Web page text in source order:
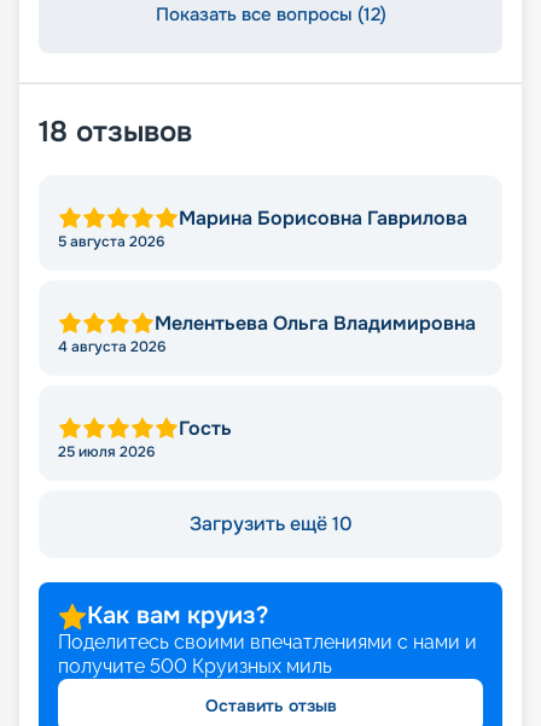
Показать все вопросы (12)
18 отзывов
Марина Борисовна Гаврилова
5 августа 2026
Мелентьева Ольга Владимировна
4 августа 2026
Гость
25 июля 2026
Загрузить ещё 10
Как вам круиз?
Поделитесь своими впечатлениями с нами и
получите 500 Круизных миль
Оставить отзыв